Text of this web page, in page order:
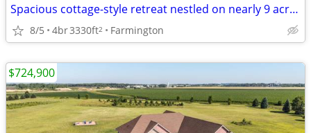
Spacious cottage-style retreat nestled on nearly 9 acres
8/5 4br3330ft2 Farmington
$724,900